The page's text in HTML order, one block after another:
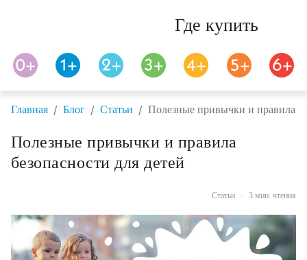
Где купить
Главная / Блог / Статьи / Полезные привычки и правила
Полезные привычки и правила
безопасности для детей
Статьи · 3 мин. чтения